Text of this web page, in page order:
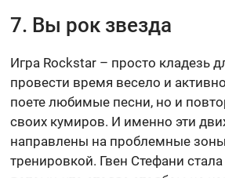
7. Вы рок звезда
Игра Rockstar – просто кладезь
провести время весело и
поете любимые песни, но и
своих кумиров. И именно эти
направлены на проблемные
тренировкой. Гвен Стефани